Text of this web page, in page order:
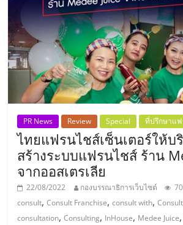
พัฒนา
ระบบ
แฟ
รน
ไชส์"
PR News Review Special ที่ปรึกษาแ
ไทยแฟรนไชส์เซ็นเตอร์ให้บ
สร้างระบบแฟรนไชส์ ร้าน
จากออสเตรเลีย
22/08/2022 กองบรรณาธิการเว็บไซต์
consult,Consult Franchise,consult with,
consultation,Consulting, InHouse, Medee Juice